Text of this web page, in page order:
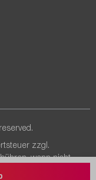
zzgl.
wenn nicht